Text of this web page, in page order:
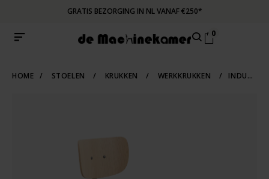
GRATIS BEZORGING IN NL VANAF €250*
0
HOME / STOELEN / KRUKKEN / WERKKRUKKEN / INDUSTRIËLE DESIGN WERKSTOEL JOPS